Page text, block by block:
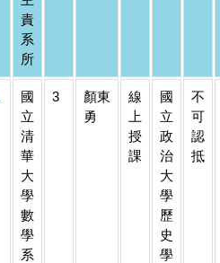
責
系
所
國
立
清
華
大
學
數
學
系
3
顏東
勇
線
上
授
課
國
立
政
治
大
學
歷
史
學
不
可
認
抵